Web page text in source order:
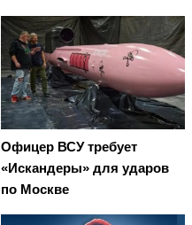
Офицер ВСУ требует
«Искандеры» для ударов
по Москве